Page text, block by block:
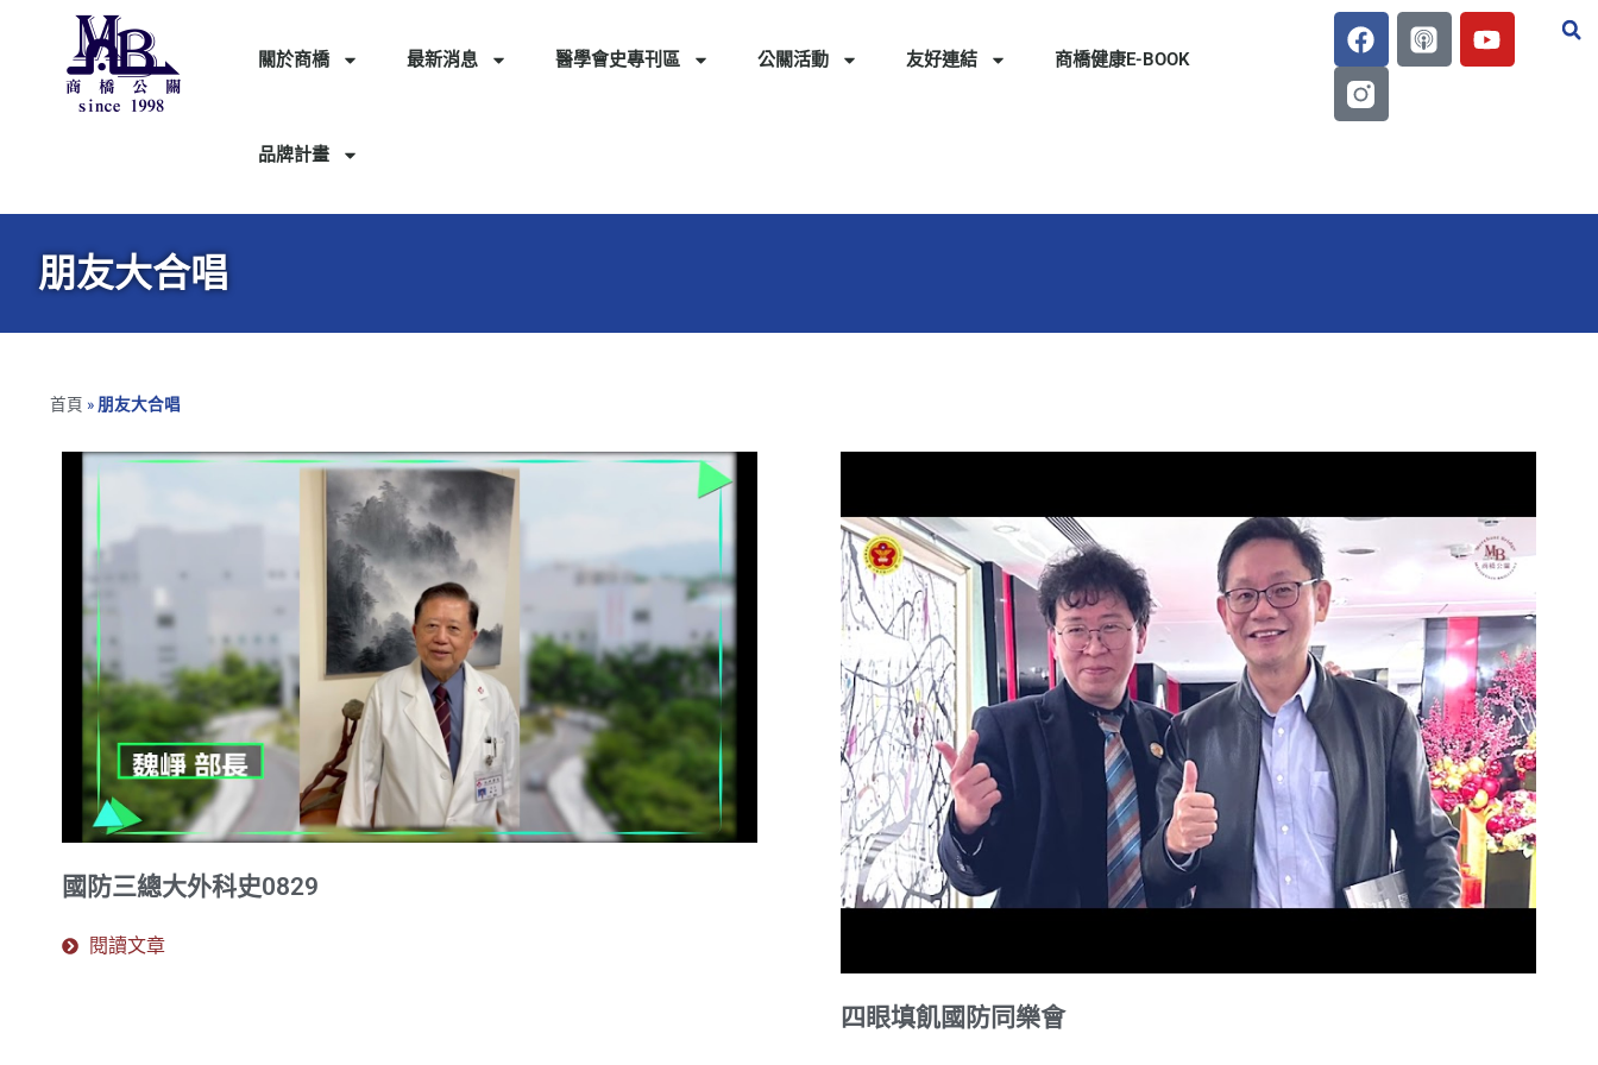
關於商橋 最新消息 醫學會史專刊區 公關活動 友好連結 商橋健康E-BOOK
品牌計畫
朋友大合唱
首頁 » 朋友大合唱
國防三總大外科史0829
閱讀文章
四眼填飢國防同樂會